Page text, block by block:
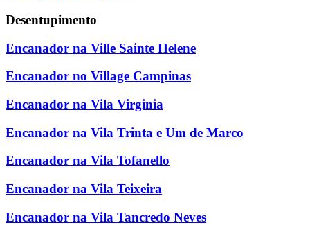
Desentupimento
Encanador na Ville Sainte Helene
Encanador no Village Campinas
Encanador na Vila Virginia
Encanador na Vila Trinta e Um de Marco
Encanador na Vila Tofanello
Encanador na Vila Teixeira
Encanador na Vila Tancredo Neves